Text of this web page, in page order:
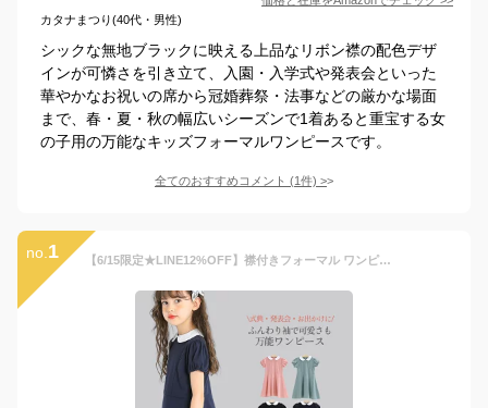
カタナまつり(40代・男性)
シックな無地ブラックに映える上品なリボン襟の配色デザ
インが可憐さを引き立て、入園・入学式や発表会といった
華やかなお祝いの席から冠婚葬祭・法事などの厳かな場面
まで、春・夏・秋の幅広いシーズンで1着あると重宝する女
の子用の万能なキッズフォーマルワンピースです。
全てのおすすめコメント (1件) >
no. 1 【6/15限定★LINE12%OFF】襟付きフォーマル ワンピース 女の子 こども服 冠婚葬祭 半袖 白襟 キッズ プリンセス 喪服 法事 発表会 春 夏 伸縮性 再入荷 入園 入学 卒園 卒業 100 110 120 130 140cm ネイビー ブラック ブルー ピンク